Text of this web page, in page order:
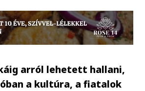
arról lehetett hallani,
a kultúra, a fiatalok